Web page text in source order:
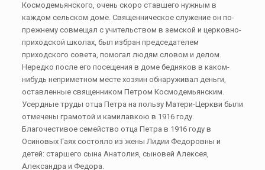
Космодемьянского, очень скоро ставшего нужным в
каждом сельском доме. Священническое служение он по-
прежнему совмещал с учительством в земской и церковно-
приходской школах, был избран председателем
приходского совета, помогал людям словом и делом.
Нередко после его посещения в доме бедняков в каком-
нибудь неприметном месте хозяин обнаруживал деньги,
оставленные священником Петром Космодемьянским.
Усердные труды отца Петра на пользу Матери-Церкви были
отмечены грамотой и камилавкою в 1916 году.
Благочестивое семейство отца Петра в 1916 году в
Осиновых Гаях состояло из жены Лидии Федоровны и
детей: старшего сына Анатолия, сыновей Алексея,
Александра и Федора.